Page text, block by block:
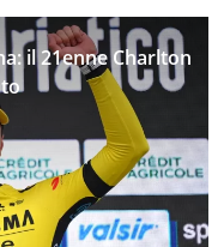
il 21enne Charlton